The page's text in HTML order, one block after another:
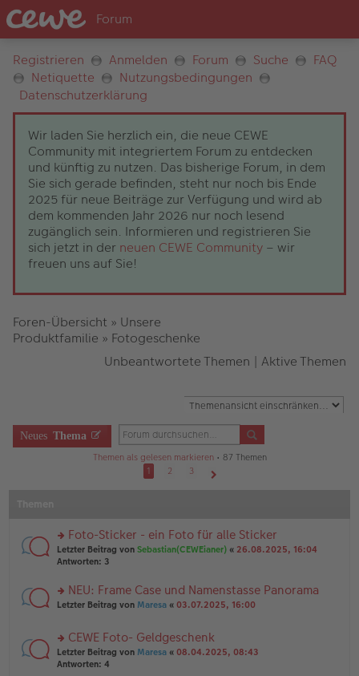
Registrieren Anmelden Forum Suche
FAQ
Netiquette
Nutzungsbedingungen
Datenschutzerklärung
Wir laden Sie herzlich ein, die neue CEWE
Community mit integriertem Forum zu entdecken
und künftig zu nutzen. Das bisherige Forum, in dem
Sie sich gerade befinden, steht nur noch bis Ende
2025 für neue Beiträge zur Verfügung und wird ab
dem kommenden Jahr 2026 nur noch lesend
zugänglich sein. Informieren und registrieren Sie
sich jetzt in der neuen CEWE Community – wir
freuen uns auf Sie!
Foren-Übersicht » Unsere
Produktfamilie » Fotogeschenke
Unbeantwortete Themen | Aktive Themen
Neues Thema
Themen als gelesen markieren• 87 Themen
1
2
3
rs
te
n
g
es
e
n
er
Foto-Sticker - ein Foto für alle Sticker
Letzter Beitrag von Sebastian(CEWEianer) « 26.08.2025, 16:04
Antworten: 3
rs
u
n
g
NEU: Frame Case und Namenstasse Panorama
Letzter Beitrag von Maresa « 03.07.2025, 16:00
rs
te
CEWE Foto- Geldgeschenk
Letzter Beitrag von Maresa « 08.04.2025, 08:43
Antworten: 4